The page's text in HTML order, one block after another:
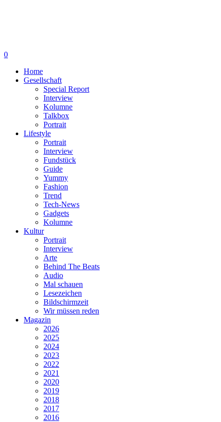
0
Home
Gesellschaft
Special Report
Interview
Kolumne
Talkbox
Portrait
Lifestyle
Portrait
Interview
Fundstück
Guide
Yummy
Fashion
Trend
Tech-News
Gadgets
Kolumne
Kultur
Portrait
Interview
Arte
Behind The Beats
Audio
Mal schauen
Lesezeichen
Bildschirmzeit
Wir müssen reden
Magazin
2026
2025
2024
2023
2022
2021
2020
2019
2018
2017
2016